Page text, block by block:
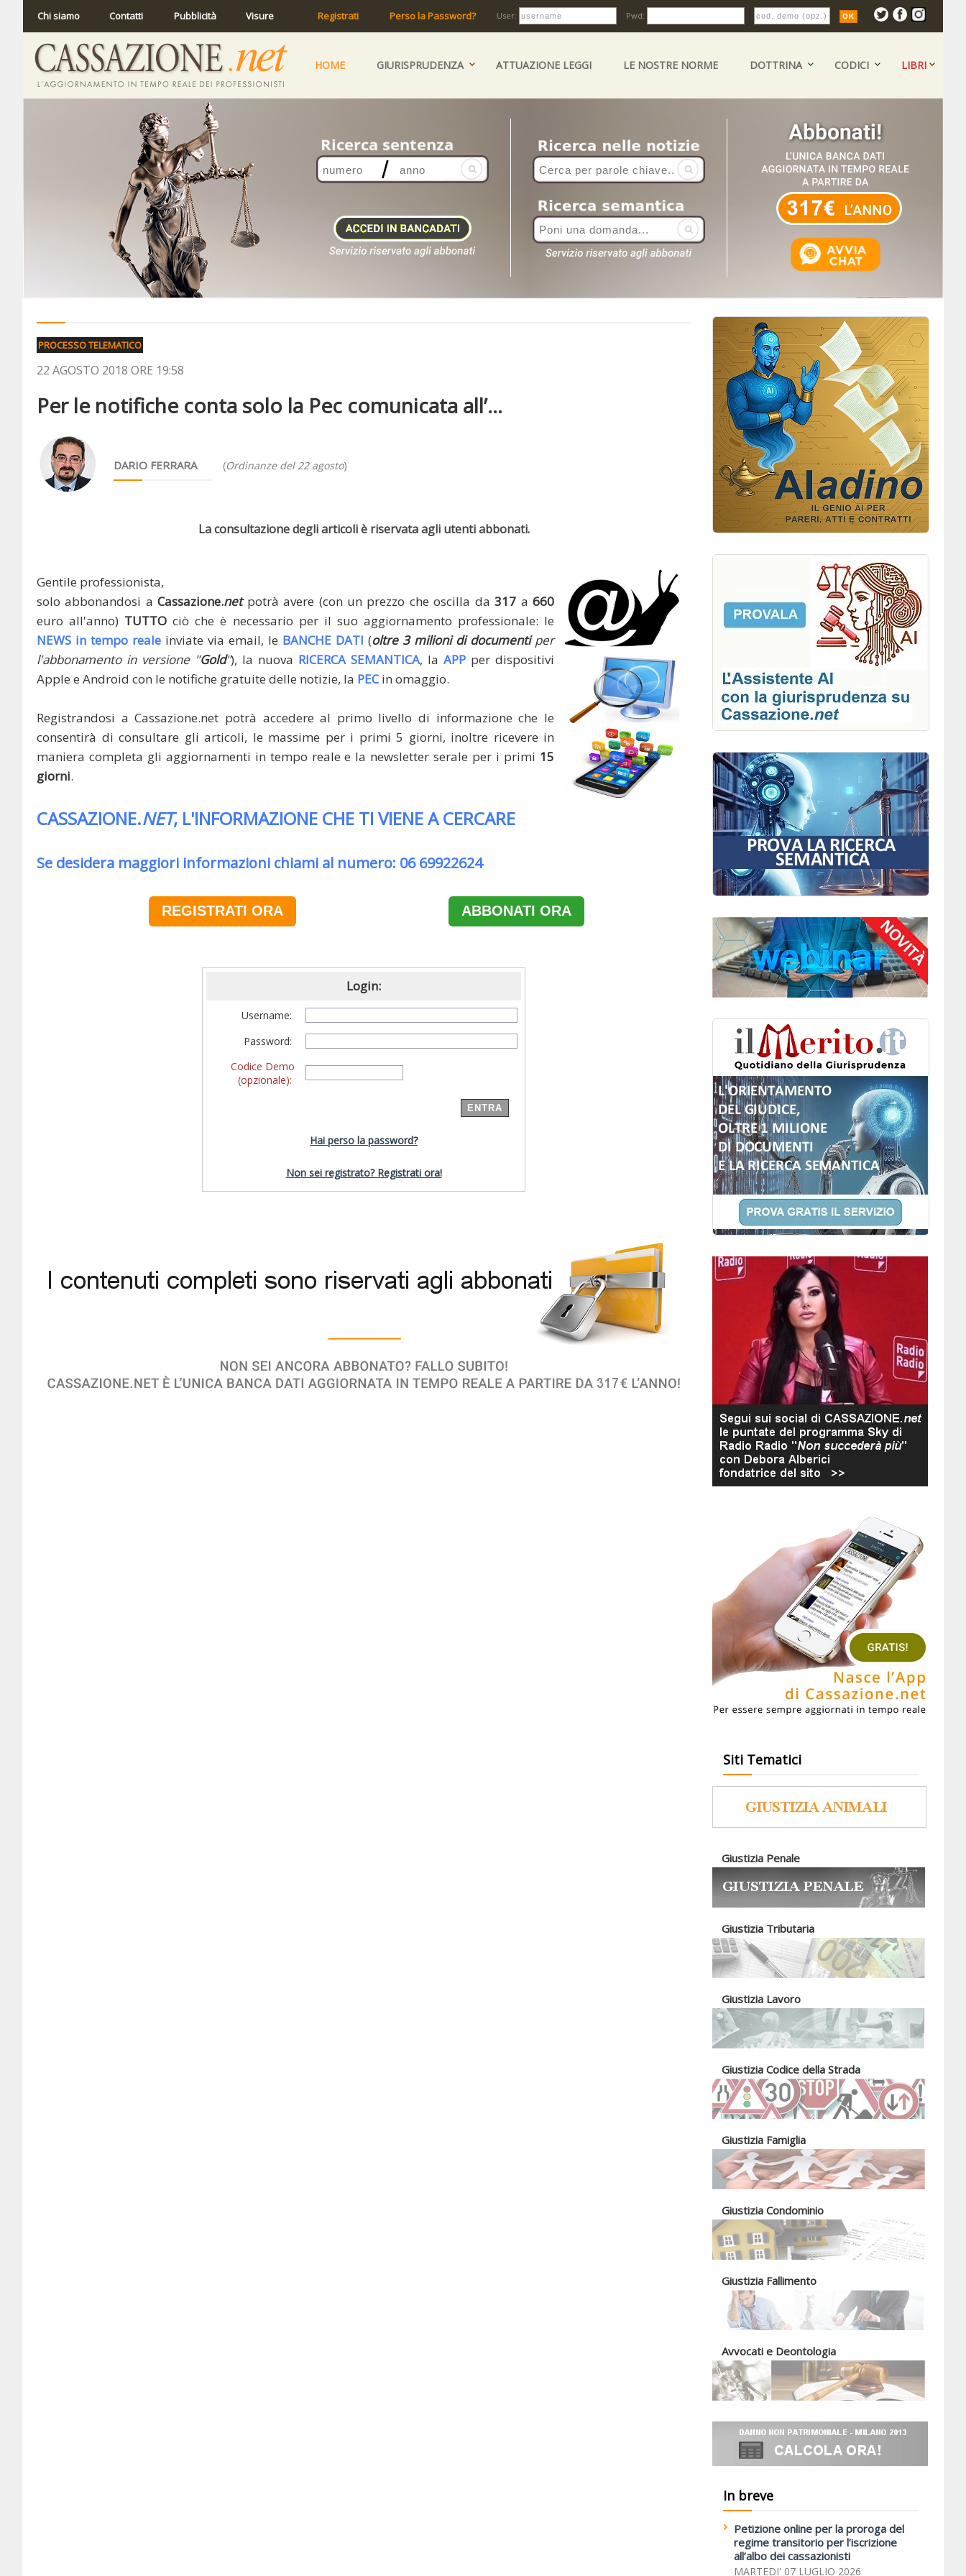
Chi siamo Contatti Pubblicità Visure Registrati Perso la Password? User: Pwd:
HOME GIURISPRUDENZA ATTUAZIONE LEGGI LE NOSTRE NORME DOTTRINA CODICI LIBRI
PROCESSO TELEMATICO
22 AGOSTO 2018 ORE 19:58
Per le notifiche conta solo la Pec comunicata all’...
DARIO FERRARA (Ordinanze del 22 agosto)
La consultazione degli articoli è riservata agli utenti abbonati.
Gentile professionista,
solo abbonandosi aCassazione.netpotrà avere (con un prezzo che oscilla da317 a660
euro all'anno) TUTTO ciò che è necessario per il suo aggiornamento professionale: le
NEWS in tempo reale inviate via email, le BANCHE DATI (oltre 3 milioni di documentiper
l'abbonamento in versione "Gold"), la nuova RICERCA SEMANTICA, la APP per dispositivi
Apple e Android con le notifiche gratuite delle notizie, la PECin omaggio.
Registrandosi a Cassazione.net potrà accedere al primo livello di informazione che le
consentirà di consultare gli articoli, le massime per i primi 5 giorni, inoltre ricevere in
maniera completa gli aggiornamenti in tempo reale e la newsletter serale per i primi 15
giorni.
CASSAZIONE.NET, L'INFORMAZIONE CHE TI VIENE A CERCARE
Se desidera maggiori informazioni chiami al numero: 06 69922624
REGISTRATI ORA ABBONATI ORA
Login:
Username:
Password:
Codice Demo
(opzionale):
Hai perso la password?
Non sei registrato? Registrati ora!
Siti Tematici
Giustizia Penale
Giustizia Tributaria
Giustizia Lavoro
Giustizia Codice della Strada
Giustizia Famiglia
Giustizia Condominio
Giustizia Fallimento
Avvocati e Deontologia
In breve
Petizione online per la proroga del
regime transitorio per l’iscrizione
all’albo dei cassazionisti
MARTEDI' 07 LUGLIO 2026